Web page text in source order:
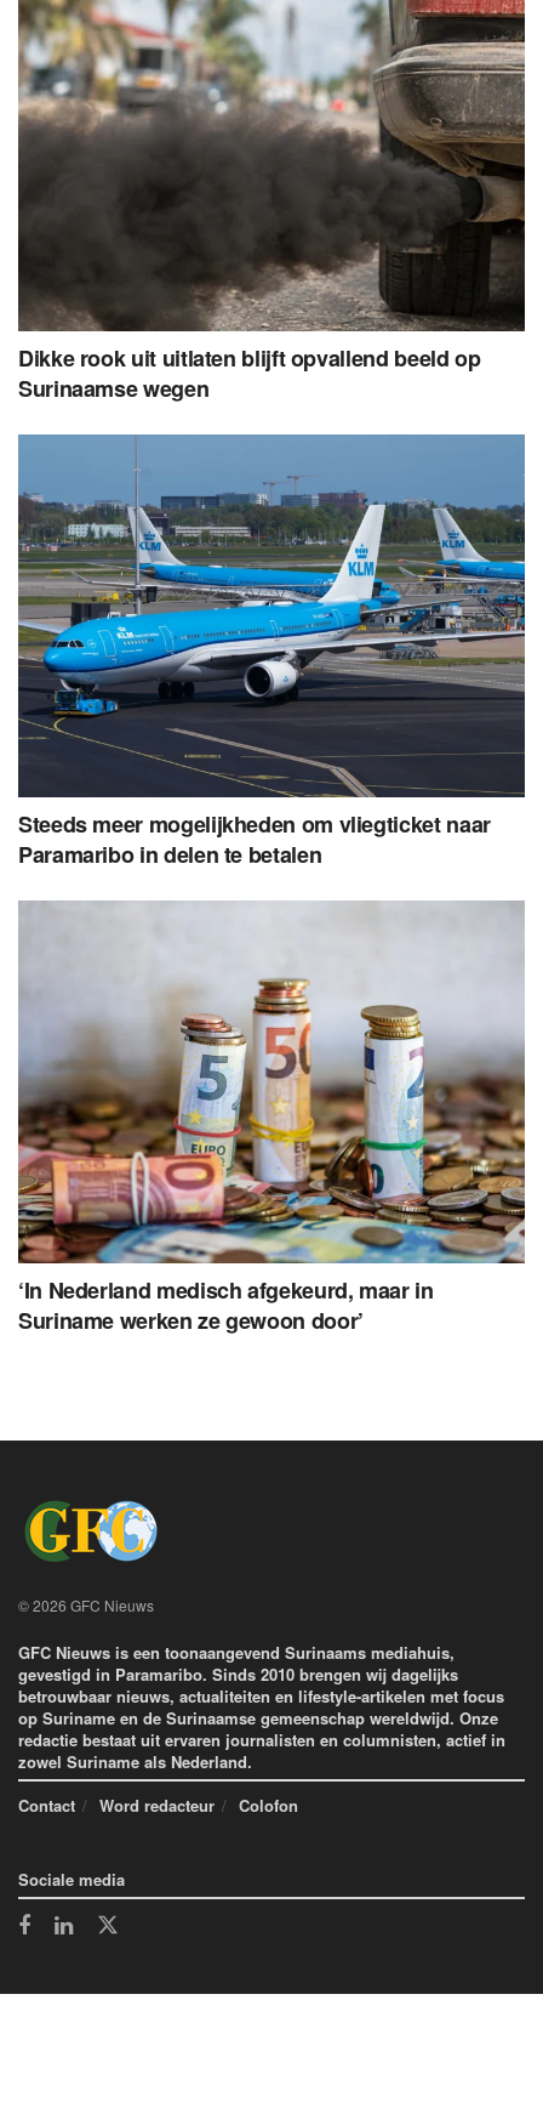
Dikke rook uit uitlaten blijft opvallend beeld op
Surinaamse wegen
Steeds meer mogelijkheden om vliegticket naar
Paramaribo in delen te betalen
‘In Nederland medisch afgekeurd, maar in
Suriname werken ze gewoon door’
© 2026 GFC Nieuws
GFC Nieuws is een toonaangevend Surinaams mediahuis,
gevestigd in Paramaribo. Sinds 2010 brengen wij dagelijks
betrouwbaar nieuws, actualiteiten en lifestyle-artikelen met focus
op Suriname en de Surinaamse gemeenschap wereldwijd. Onze
redactie bestaat uit ervaren journalisten en columnisten, actief in
zowel Suriname als Nederland.
Contact
Word redacteur Colofon
Sociale media